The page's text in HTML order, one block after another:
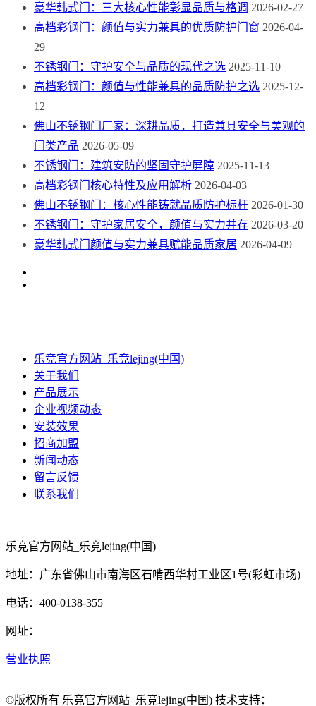
豪华韩式门：三大核心性能彰显品质与格调 2026-02-27
高档彩钢门：颜值与实力兼具的优质防护门窗 2026-04-
29
不锈钢门：守护安全与品质的现代之选 2025-11-10
高档彩钢门：颜值与性能兼具的品质防护之选 2025-12-
12
佛山不锈钢门厂家：深耕品质，打造兼具安全与美观的
门类产品 2026-05-09
不锈钢门：建筑安防的坚固守护屏障 2025-11-13
高档彩钢门核心特性及应用解析 2026-04-03
佛山不锈钢门：核心性能铸就品质防护标杆 2026-01-30
不锈钢门：守护家居安全，颜值与实力并存 2026-03-20
豪华韩式门颜值与实力兼具赋能品质家居 2026-04-09
乐竞官方网站_乐竞lejing(中国)
关于我们
产品展示
企业视频动态
安装效果
招商加盟
新闻动态
留言反馈
联系我们
乐竞官方网站_乐竞lejing(中国)
地址：广东省佛山市南海区石啃西华村工业区1号(彩虹市场)
电话：400-0138-355
网址：
营业执照
©版权所有 乐竞官方网站_乐竞lejing(中国) 技术支持：